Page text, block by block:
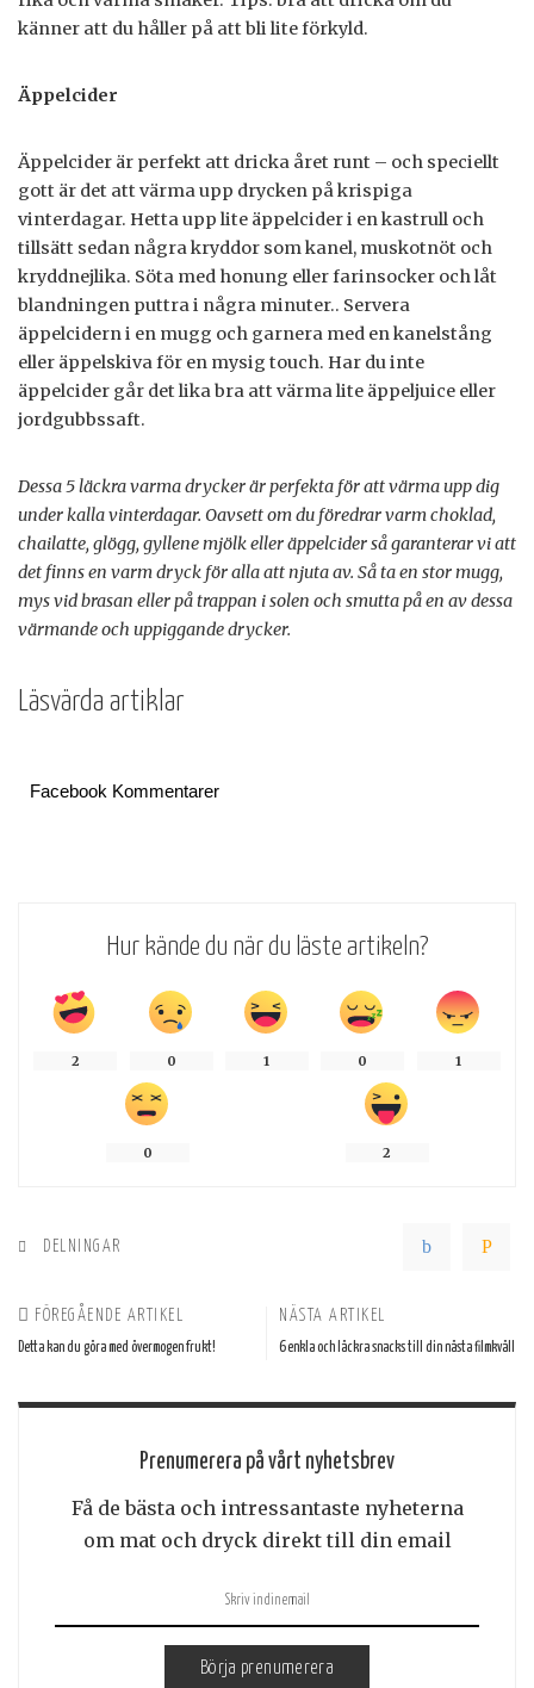
känner att du håller på att bli lite förkyld.
Äppelcider
Äppelcider är perfekt att dricka året runt – och speciellt
gott är det att värma upp drycken på krispiga
vinterdagar. Hetta upp lite äppelcider i en kastrull och
tillsätt sedan några kryddor som kanel, muskotnöt och
kryddnejlika. Söta med honung eller farinsocker och låt
blandningen puttra i några minuter.. Servera
äppelcidern i en mugg och garnera med en kanelstång
eller äppelskiva för en mysig touch. Har du inte
äppelcider går det lika bra att värma lite äppeljuice eller
jordgubbssaft.
Dessa 5 läckra varma drycker är perfekta för att värma upp dig
under kalla vinterdagar. Oavsett om du föredrar varm choklad,
chailatte, glögg, gyllene mjölk eller äppelcider så garanterar vi att
det finns en varm dryck för alla att njuta av. Så ta en stor mugg,
mys vid brasan eller på trappan i solen och smutta på en av dessa
värmande och uppiggande drycker.
Läsvärda artiklar
Facebook Kommentarer
Hur kände du när du läste artikeln?
2 0 1 0 1
0 2
DELNINGAR
FÖREGÅENDE ARTIKEL
Detta kan du göra med övermogen frukt!
NÄSTA ARTIKEL
6 enkla och läckra snacks till din nästa filmkväll
Prenumerera på vårt nyhetsbrev
Få de bästa och intressantaste nyheterna
om mat och dryck direkt till din email
Börja prenumerera